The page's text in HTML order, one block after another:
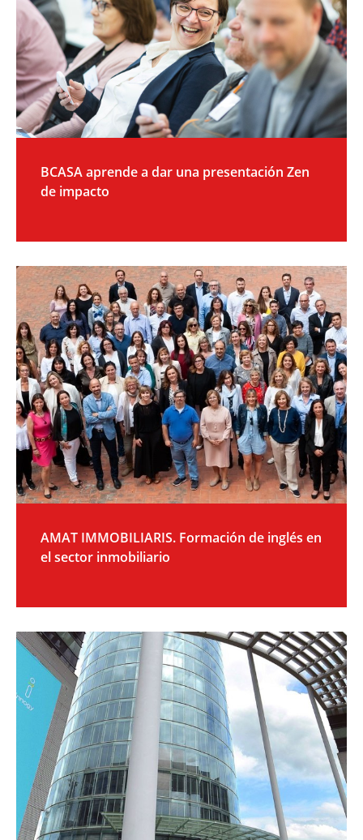
BCASA aprende a dar una presentación Zen
de impacto
AMAT IMMOBILIARIS. Formación de inglés en
el sector inmobiliario